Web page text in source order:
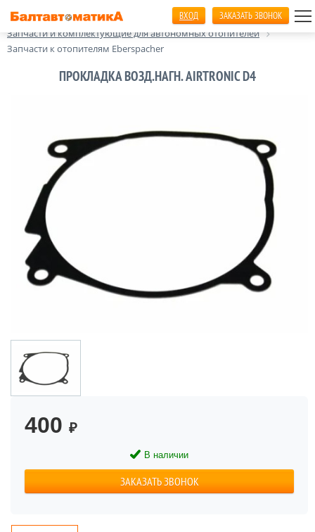
ВХОД ЗАКАЗАТЬ ЗВОНОК
Главная
Автономные отопители салона
Запчасти и комплектующие для автономных отопителей
Запчасти к отопителям Eberspacher
ПРОКЛАДКА ВОЗД.НАГН. AIRTRONIC D4
400 ₽
В наличии
ЗАКАЗАТЬ ЗВОНОК